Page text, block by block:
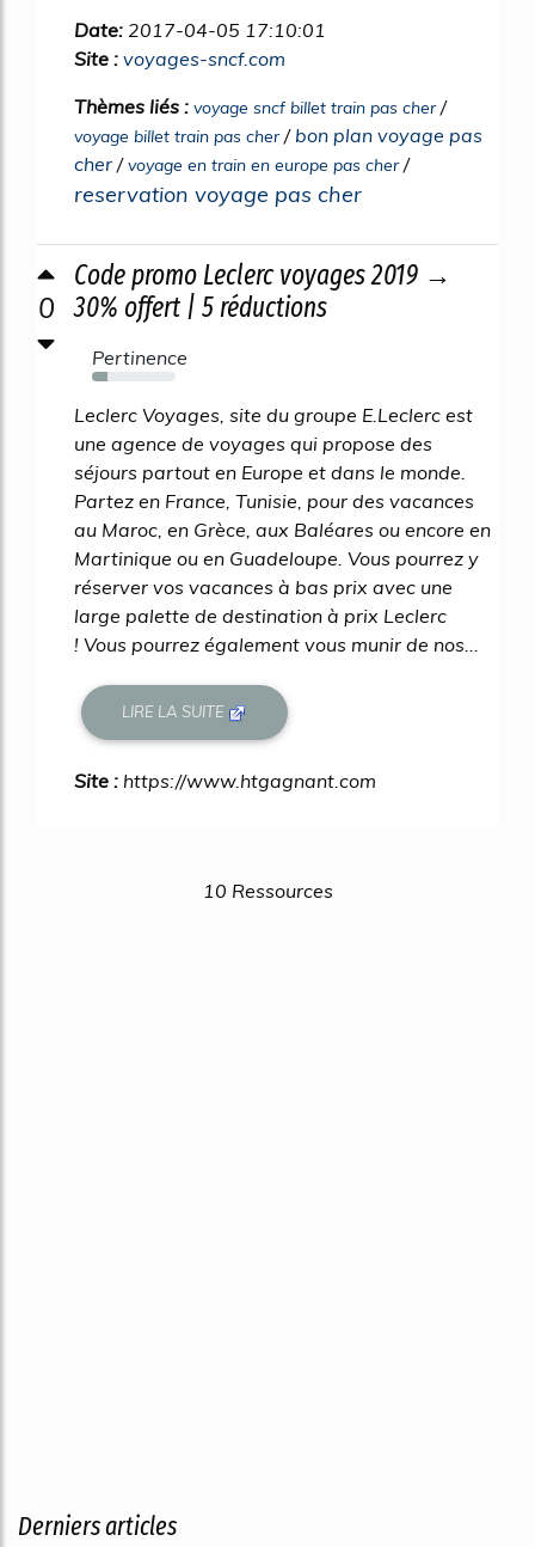
Date: 2017-04-05 17:10:01
Site : voyages-sncf.com
Thèmes liés : voyage sncf billet train pas cher/
voyage billet train pas cher/ bon plan voyage pas
cher /voyage en train en europe pas cher/
reservation voyage pas cher
0
Code promo Leclerc voyages 2019 →
30% offert | 5 réductions
Pertinence
18%
Leclerc Voyages, site du groupe E.Leclerc est
une agence de voyages qui propose des
séjours partout en Europe et dans le monde.
Partez en France, Tunisie, pour des vacances
au Maroc, en Grèce, aux Baléares ou encore en
Martinique ou en Guadeloupe. Vous pourrez y
réserver vos vacances à bas prix avec une
large palette de destination à prix Leclerc
! Vous pourrez également vous munir de nos...
LIRE LA SUITE
Site : https://www.htgagnant.com
10 Ressources
Derniers articles